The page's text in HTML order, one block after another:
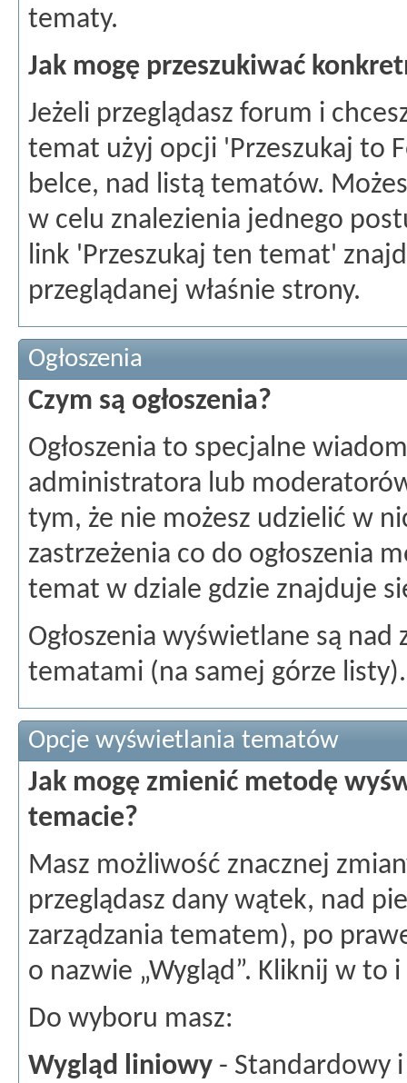
tematy.
Jak mogę przeszukiwać
Jeżeli przeglądasz forum i
temat użyj opcji 'Przeszukaj to
belce, nad listą tematów.
w celu znalezienia jednego
link 'Przeszukaj ten temat'
przeglądanej właśnie strony.
Ogłoszenia
Czym są ogłoszenia?
Ogłoszenia to specjalne
administratora lub
tym, że nie możesz udzielić w
zastrzeżenia co do ogłoszenia
temat w dziale gdzie znajduje
Ogłoszenia wyświetlane są
tematami (na samej górze listy).
Opcje wyświetlania tematów
Jak mogę zmienić metodę
temacie?
Masz możliwość znacznej
przeglądasz dany wątek, nad
zarządzania tematem), po
o nazwie „Wygląd”. Kliknij w to
Do wyboru masz:
Wygląd liniowy - Standardowy